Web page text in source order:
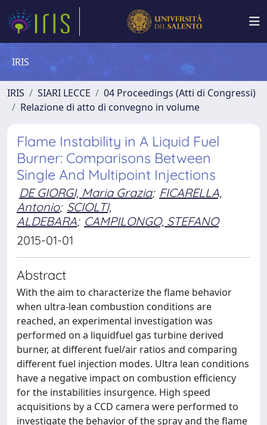
IRIS
IRIS SIARI LECCE
04 Proceedings (Atti di Congressi)
Relazione di atto di convegno in volume
Flame Instability in A Liquid Fuel
Burner: Comparisons Between
Single And Multipoint Injections
DE GIORGI, Maria Grazia; FICARELLA,
Antonio; SCIOLTI,
ALDEBARA; CAMPILONGO, STEFANO
2015-01-01
Abstract
With the aim to characterize the flame behavior
when ultra-lean combustion conditions are
reached, an experimental investigation was
performed on a liquidfuel gas turbine derived
burner, at different fuel/air ratios and comparing
different fuel injection modes. Ultra lean conditions
have a negative impact on combustion efficiency
for the instabilities insurgence. High speed
acquisitions by a CCD camera were performed to
investigate the behavior of the spray and the flame